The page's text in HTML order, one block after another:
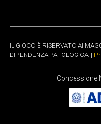
IL GIOCO È RISERVATO AI
DIPENDENZA PATOLOGICA. |
Concessione